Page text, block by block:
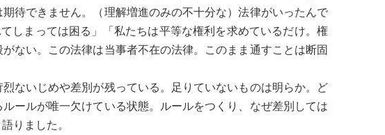
待できません。（理解増進のみの不十分な）法律がいったんで
しまっては困る」「私たちは平等な権利を求めているだけ。権
ない。この法律は当事者不在の法律。このまま通すことは断固
ないじめや差別が残っている。足りていないものは明らか。ど
ールが唯一欠けている状態。ルールをつくり、なぜ差別しては
りました。